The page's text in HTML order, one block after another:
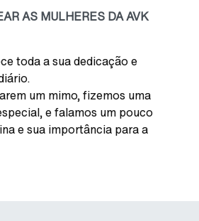
AS MULHERES DA AVK
toda a sua dedicação e
um mimo, fizemos uma
e falamos um pouco
e sua importância para a